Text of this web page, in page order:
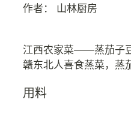
作者： 山林厨房
江西农家菜——蒸茄子
用料